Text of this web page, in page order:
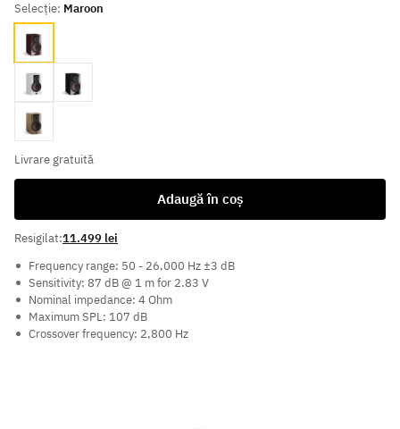
Selecție: Maroon
Maroon
White Black
Walnut
Livrare gratuită
Adaugă în coș
Resigilat:11.499 lei
Frequency range: 50 - 26,000 Hz ±3 dB
Sensitivity: 87 dB @ 1 m for 2.83 V
Nominal impedance: 4 Ohm
Maximum SPL: 107 dB
Crossover frequency: 2,800 Hz